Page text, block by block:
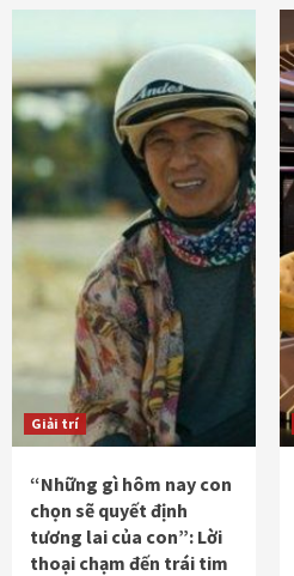
Giải trí
“Những gì hôm nay con
chọn sẽ quyết định
tương lai của con”: Lời
thoại chạm đến trái tim